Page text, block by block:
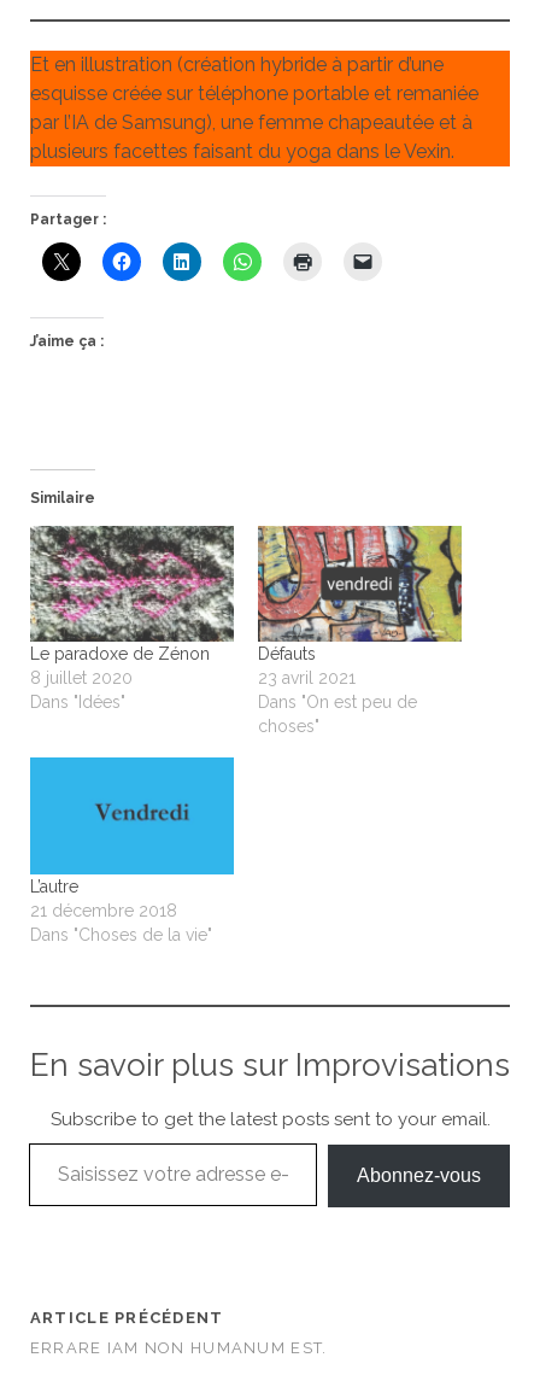
Et en illustration (création hybride à partir d’une
esquisse créée sur téléphone portable et remaniée
par l’IA de Samsung), une femme chapeautée et à
plusieurs facettes faisant du yoga dans le Vexin.
Partager :
J’aime ça :
Similaire
Le paradoxe de Zénon
8 juillet 2020
Dans "Idées"
Défauts
23 avril 2021
Dans "On est peu de
choses"
L’autre
21 décembre 2018
Dans "Choses de la vie"
En savoir plus sur Improvisations
Subscribe to get the latest posts sent to your email.
Saisissez votre adresse e-mail…
Abonnez-vous
ARTICLE PRÉCÉDENT
ERRARE IAM NON HUMANUM EST.